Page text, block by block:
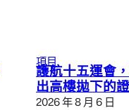
項目
護航十五運會
出高樓拋下的
2026 年 8 月 6 日